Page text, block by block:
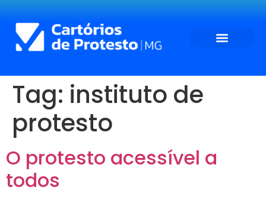
Tag: instituto de
protesto
O protesto acessível a
todos